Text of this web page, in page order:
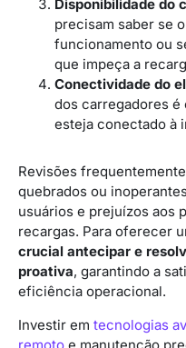
Disponibilidade do
precisam saber se
funcionamento ou
que impeça a
Conectividade do
dos carregadores
esteja conectado à
Revisões
quebrados ou
usuários e prejuízos aos
recargas. Para oferecer
crucial antecipar e
proativa, garantindo a
eficiência operacional.
Investir em tecnologias